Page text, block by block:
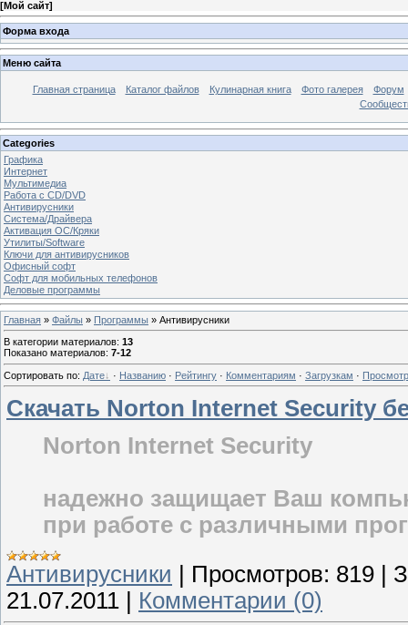
[Мой сайт]
Форма входа
Меню сайта
Главная страница Каталог файлов Кулинарная книга Фото галерея
Форум
Categories
Графика
Интернет
Мультимедиа
Работа с CD/DVD
Антивирусники
Система/Драйвера
Активация ОС/Кряки
Утилиты/Software
Ключи для антивирусников
Офисный софт
Софт для мобильных телефонов
Деловые программы
Главная » Файлы » Программы » Антивирусники
В категории материалов: 13
Показано материалов: 7-12
Сортировать по: Дате · Названию · Рейтингу · Комментариям · Загрузкам ·
Скачать Norton Internet Security
Norton Internet Security
надежно защищает Ваш
при работе с различными
Антивирусники
Просмотров: 819
21.07.2011
Комментарии (0)